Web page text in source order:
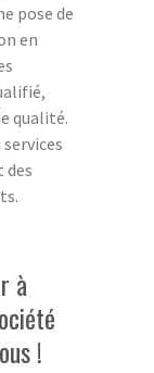
pose de
en
qualité.
des
à
!